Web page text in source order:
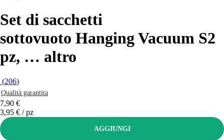
Set di sacchetti
sottovuoto Hanging Vacuum S2
pz, … altro
(206)
Qualità garantita
7,90 €
3,95 € / pz
AGGIUNGI